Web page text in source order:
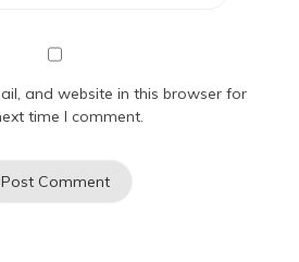
and website in this browser for
time I comment.